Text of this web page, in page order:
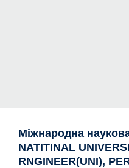
Міжнародна
NATITINAL
RNGINEER(UNI),